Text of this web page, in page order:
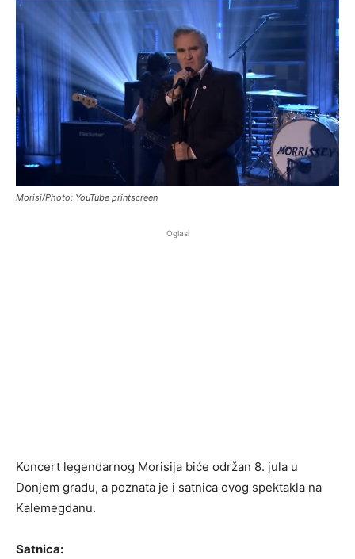
Morisi/Photo: YouTube printscreen
Oglasi
Koncert legendarnog Morisija biće održan 8. jula u
Donjem gradu, a poznata je i satnica ovog spektakla na
Kalemegdanu.
Satnica: